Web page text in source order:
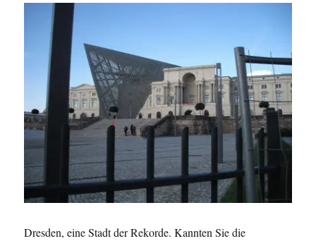
Dresden, eine Stadt der Rekorde. Kannten Sie die